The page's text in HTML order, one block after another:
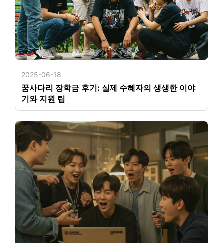
2025-06-18
꿈사다리 장학금 후기: 실제 수혜자의 생생한 이야
기와 지원 팁